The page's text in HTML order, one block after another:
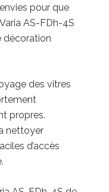
pour que
AS-FDh-4S
décoration
des vitres
propres.
nettoyer
d’accès